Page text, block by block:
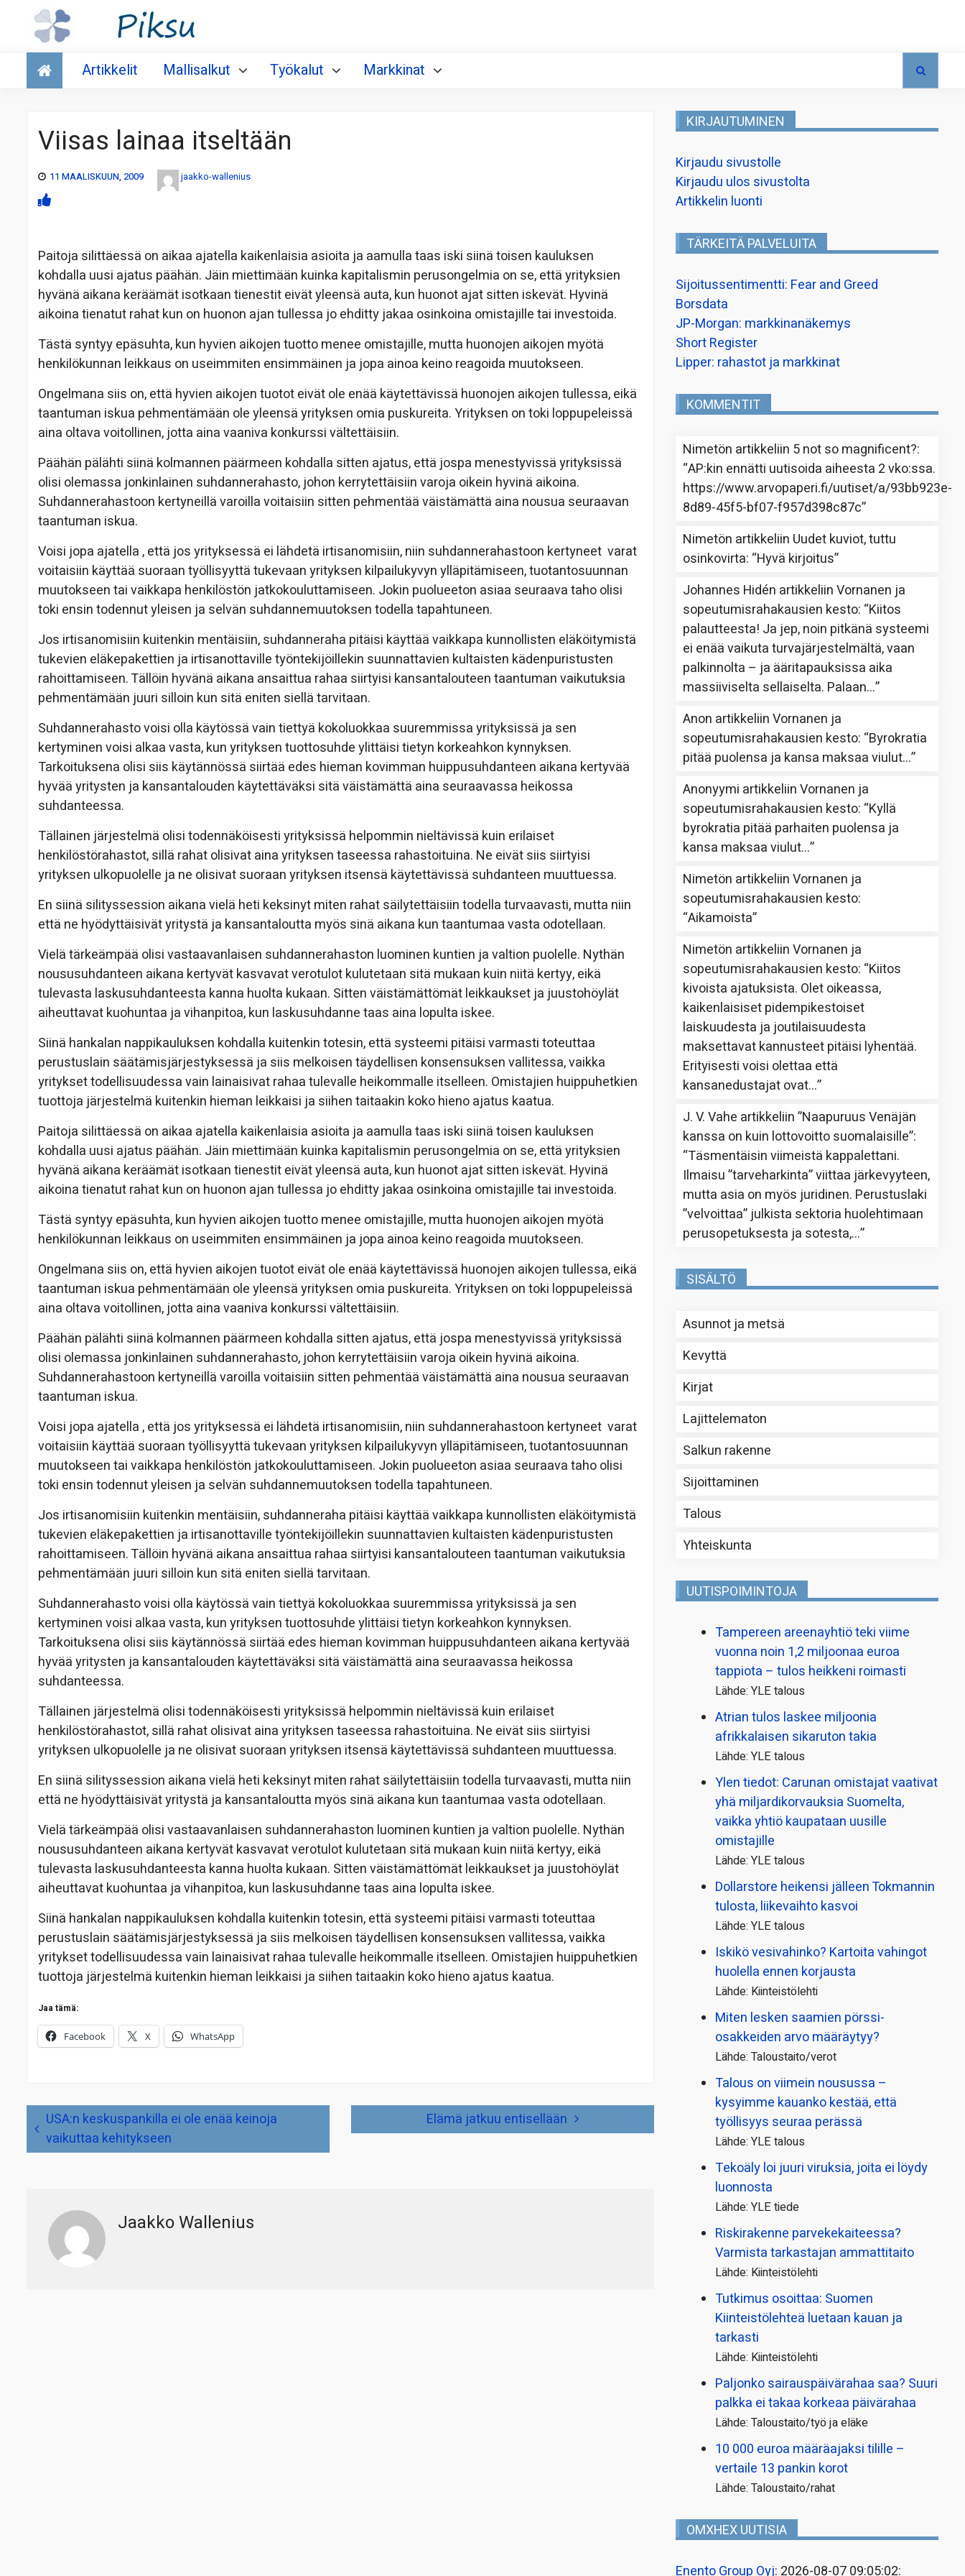
Talous
Artikkelit Mallisalkut Työkalut Markkinat
Viisas lainaa itseltään
11 MAALISKUUN, 2009 jaakko-wallenius
Paitoja silittäessä on aikaa ajatella kaikenlaisia asioita ja aamulla taas iski siinä toisen kauluksen
kohdalla uusi ajatus päähän. Jäin miettimään kuinka kapitalismin perusongelmia on se, että yrityksien
hyvänä aikana keräämät isotkaan tienestit eivät yleensä auta, kun huonot ajat sitten iskevät. Hyvinä
aikoina tienatut rahat kun on huonon ajan tullessa jo ehditty jakaa osinkoina omistajille tai investoida.
Tästä syntyy epäsuhta, kun hyvien aikojen tuotto menee omistajille, mutta huonojen aikojen myötä
henkilökunnan leikkaus on useimmiten ensimmäinen ja jopa ainoa keino reagoida muutokseen.
Ongelmana siis on, että hyvien aikojen tuotot eivät ole enää käytettävissä huonojen aikojen tullessa, eikä
taantuman iskua pehmentämään ole yleensä yrityksen omia puskureita. Yrityksen on toki loppupeleissä
aina oltava voitollinen, jotta aina vaaniva konkurssi vältettäisiin.
Päähän pälähti siinä kolmannen päärmeen kohdalla sitten ajatus, että jospa menestyvissä yrityksissä
olisi olemassa jonkinlainen suhdannerahasto, johon kerrytettäisiin varoja oikein hyvinä aikoina.
Suhdannerahastoon kertyneillä varoilla voitaisiin sitten pehmentää väistämättä aina nousua seuraavan
taantuman iskua.
Voisi jopa ajatella , että jos yrityksessä ei lähdetä irtisanomisiin, niin suhdannerahastoon kertyneet varat
voitaisiin käyttää suoraan työllisyyttä tukevaan yrityksen kilpailukyvyn ylläpitämiseen, tuotantosuunnan
muutokseen tai vaikkapa henkilöstön jatkokouluttamiseen. Jokin puolueeton asiaa seuraava taho olisi
toki ensin todennut yleisen ja selvän suhdannemuutoksen todella tapahtuneen.
Jos irtisanomisiin kuitenkin mentäisiin, suhdanneraha pitäisi käyttää vaikkapa kunnollisten eläköitymistä
tukevien eläkepakettien ja irtisanottaville työntekijöillekin suunnattavien kultaisten kädenpuristusten
rahoittamiseen. Tällöin hyvänä aikana ansaittua rahaa siirtyisi kansantalouteen taantuman vaikutuksia
pehmentämään juuri silloin kun sitä eniten siellä tarvitaan.
Suhdannerahasto voisi olla käytössä vain tiettyä kokoluokkaa suuremmissa yrityksissä ja sen
kertyminen voisi alkaa vasta, kun yrityksen tuottosuhde ylittäisi tietyn korkeahkon kynnyksen.
Tarkoituksena olisi siis käytännössä siirtää edes hieman kovimman huippusuhdanteen aikana kertyvää
hyvää yritysten ja kansantalouden käytettäväksi sitä väistämättä aina seuraavassa heikossa
suhdanteessa.
Tällainen järjestelmä olisi todennäköisesti yrityksissä helpommin nieltävissä kuin erilaiset
henkilöstörahastot, sillä rahat olisivat aina yrityksen taseessa rahastoituina. Ne eivät siis siirtyisi
yrityksen ulkopuolelle ja ne olisivat suoraan yrityksen itsensä käytettävissä suhdanteen muuttuessa.
En siinä silityssession aikana vielä heti keksinyt miten rahat säilytettäisiin todella turvaavasti, mutta niin
että ne hyödyttäisivät yritystä ja kansantaloutta myös sinä aikana kun taantumaa vasta odotellaan.
Vielä tärkeämpää olisi vastaavanlaisen suhdannerahaston luominen kuntien ja valtion puolelle. Nythän
noususuhdanteen aikana kertyvät kasvavat verotulot kulutetaan sitä mukaan kuin niitä kertyy, eikä
tulevasta laskusuhdanteesta kanna huolta kukaan. Sitten väistämättömät leikkaukset ja juustohöylät
aiheuttavat kuohuntaa ja vihanpitoa, kun laskusuhdanne taas aina lopulta iskee.
Siinä hankalan nappikauluksen kohdalla kuitenkin totesin, että systeemi pitäisi varmasti toteuttaa
perustuslain säätämisjärjestyksessä ja siis melkoisen täydellisen konsensuksen vallitessa, vaikka
yritykset todellisuudessa vain lainaisivat rahaa tulevalle heikommalle itselleen. Omistajien huippuhetkien
tuottoja järjestelmä kuitenkin hieman leikkaisi ja siihen taitaakin koko hieno ajatus kaatua.
Paitoja silittäessä on aikaa ajatella kaikenlaisia asioita ja aamulla taas iski siinä toisen kauluksen
kohdalla uusi ajatus päähän. Jäin miettimään kuinka kapitalismin perusongelmia on se, että yrityksien
hyvänä aikana keräämät isotkaan tienestit eivät yleensä auta, kun huonot ajat sitten iskevät. Hyvinä
aikoina tienatut rahat kun on huonon ajan tullessa jo ehditty jakaa osinkoina omistajille tai investoida.
Tästä syntyy epäsuhta, kun hyvien aikojen tuotto menee omistajille, mutta huonojen aikojen myötä
henkilökunnan leikkaus on useimmiten ensimmäinen ja jopa ainoa keino reagoida muutokseen.
Ongelmana siis on, että hyvien aikojen tuotot eivät ole enää käytettävissä huonojen aikojen tullessa, eikä
taantuman iskua pehmentämään ole yleensä yrityksen omia puskureita. Yrityksen on toki loppupeleissä
aina oltava voitollinen, jotta aina vaaniva konkurssi vältettäisiin.
Päähän pälähti siinä kolmannen päärmeen kohdalla sitten ajatus, että jospa menestyvissä yrityksissä
olisi olemassa jonkinlainen suhdannerahasto, johon kerrytettäisiin varoja oikein hyvinä aikoina.
Suhdannerahastoon kertyneillä varoilla voitaisiin sitten pehmentää väistämättä aina nousua seuraavan
taantuman iskua.
Voisi jopa ajatella , että jos yrityksessä ei lähdetä irtisanomisiin, niin suhdannerahastoon kertyneet varat
voitaisiin käyttää suoraan työllisyyttä tukevaan yrityksen kilpailukyvyn ylläpitämiseen, tuotantosuunnan
muutokseen tai vaikkapa henkilöstön jatkokouluttamiseen. Jokin puolueeton asiaa seuraava taho olisi
toki ensin todennut yleisen ja selvän suhdannemuutoksen todella tapahtuneen.
Jos irtisanomisiin kuitenkin mentäisiin, suhdanneraha pitäisi käyttää vaikkapa kunnollisten eläköitymistä
tukevien eläkepakettien ja irtisanottaville työntekijöillekin suunnattavien kultaisten kädenpuristusten
rahoittamiseen. Tällöin hyvänä aikana ansaittua rahaa siirtyisi kansantalouteen taantuman vaikutuksia
pehmentämään juuri silloin kun sitä eniten siellä tarvitaan.
Suhdannerahasto voisi olla käytössä vain tiettyä kokoluokkaa suuremmissa yrityksissä ja sen
kertyminen voisi alkaa vasta, kun yrityksen tuottosuhde ylittäisi tietyn korkeahkon kynnyksen.
Tarkoituksena olisi siis käytännössä siirtää edes hieman kovimman huippusuhdanteen aikana kertyvää
hyvää yritysten ja kansantalouden käytettäväksi sitä väistämättä aina seuraavassa heikossa
suhdanteessa.
Tällainen järjestelmä olisi todennäköisesti yrityksissä helpommin nieltävissä kuin erilaiset
henkilöstörahastot, sillä rahat olisivat aina yrityksen taseessa rahastoituina. Ne eivät siis siirtyisi
yrityksen ulkopuolelle ja ne olisivat suoraan yrityksen itsensä käytettävissä suhdanteen muuttuessa.
En siinä silityssession aikana vielä heti keksinyt miten rahat säilytettäisiin todella turvaavasti, mutta niin
että ne hyödyttäisivät yritystä ja kansantaloutta myös sinä aikana kun taantumaa vasta odotellaan.
Vielä tärkeämpää olisi vastaavanlaisen suhdannerahaston luominen kuntien ja valtion puolelle. Nythän
noususuhdanteen aikana kertyvät kasvavat verotulot kulutetaan sitä mukaan kuin niitä kertyy, eikä
tulevasta laskusuhdanteesta kanna huolta kukaan. Sitten väistämättömät leikkaukset ja juustohöylät
aiheuttavat kuohuntaa ja vihanpitoa, kun laskusuhdanne taas aina lopulta iskee.
Siinä hankalan nappikauluksen kohdalla kuitenkin totesin, että systeemi pitäisi varmasti toteuttaa
perustuslain säätämisjärjestyksessä ja siis melkoisen täydellisen konsensuksen vallitessa, vaikka
yritykset todellisuudessa vain lainaisivat rahaa tulevalle heikommalle itselleen. Omistajien huippuhetkien
tuottoja järjestelmä kuitenkin hieman leikkaisi ja siihen taitaakin koko hieno ajatus kaatua.
Jaa tämä:
Facebook X WhatsApp
Artikkelien
selausUSA:n keskuspankilla ei ole enää keinoja
vaikuttaa kehitykseen
Elämä jatkuu entisellään
Jaakko Wallenius
KIRJAUTUMINEN
Kirjaudu sivustolle
Kirjaudu ulos sivustolta
Artikkelin luonti
TÄRKEITÄ PALVELUITA
Sijoitussentimentti: Fear and Greed
Borsdata
JP-Morgan: markkinanäkemys
Short Register
Lipper: rahastot ja markkinat
KOMMENTIT
Nimetön artikkeliin 5 not so magnificent?:
“AP:kin ennätti uutisoida aiheesta 2 vko:ssa.
https://www.arvopaperi.fi/uutiset/a/93bb923e-
8d89-45f5-bf07-f957d398c87c”
Nimetön artikkeliin Uudet kuviot, tuttu
osinkovirta: “Hyvä kirjoitus”
Johannes Hidén artikkeliinVornanen ja
sopeutumisrahakausien kesto: “Kiitos
palautteesta! Ja jep, noin pitkänä systeemi
ei enää vaikuta turvajärjestelmältä, vaan
palkinnolta – ja ääritapauksissa aika
massiiviselta sellaiselta. Palaan…”
Anon artikkeliinVornanen ja
sopeutumisrahakausien kesto: “Byrokratia
pitää puolensa ja kansa maksaa viulut…”
Anonyymi artikkeliinVornanen ja
sopeutumisrahakausien kesto: “Kyllä
byrokratia pitää parhaiten puolensa ja
kansa maksaa viulut…”
Nimetön artikkeliinVornanen ja
sopeutumisrahakausien kesto:
“Aikamoista”
Nimetön artikkeliinVornanen ja
sopeutumisrahakausien kesto: “Kiitos
kivoista ajatuksista. Olet oikeassa,
kaikenlaisiset pidempikestoiset
laiskuudesta ja joutilaisuudesta
maksettavat kannusteet pitäisi lyhentää.
Erityisesti voisi olettaa että
kansanedustajat ovat…”
J. V. Vahe artikkeliin”Naapuruus Venäjän
kanssa on kuin lottovoitto suomalaisille”:
“Täsmentäisin viimeistä kappalettani.
Ilmaisu ”tarveharkinta” viittaa järkevyyteen,
mutta asia on myös juridinen. Perustuslaki
”velvoittaa” julkista sektoria huolehtimaan
perusopetuksesta ja sotesta,…”
SISÄLTÖ
Asunnot ja metsä
Kevyttä
Kirjat
Lajittelematon
Salkun rakenne
Sijoittaminen
Talous
Yhteiskunta
UUTISPOIMINTOJA
Tampereen areenayhtiö teki viime
vuonna noin 1,2 miljoonaa euroa
tappiota – tulos heikkeni roimasti
Lähde: YLE talous
Atrian tulos laskee miljoonia
afrikkalaisen sikaruton takia
Lähde: YLE talous
Ylen tiedot: Carunan omistajat vaativat
yhä miljardi­korvauksia Suomelta,
vaikka yhtiö kaupataan uusille
omistajille
Lähde: YLE talous
Dollarstore heikensi jälleen Tokmannin
tulosta, liikevaihto kasvoi
Lähde: YLE talous
Iskikö vesivahinko? Kartoita vahingot
huolella ennen korjausta
Lähde: Kiinteistölehti
Miten lesken saamien pörssi­
osakkeiden arvo määräytyy?
Lähde: Taloustaito/verot
Talous on viimein nousussa –
kysyimme kauanko kestää, että
työllisyys seuraa perässä
Lähde: YLE talous
Tekoäly loi juuri viruksia, joita ei löydy
luonnosta
Lähde: YLE tiede
Riskirakenne parvekekaiteessa?
Varmista tarkastajan ammattitaito
Lähde: Kiinteistölehti
Tutkimus osoittaa: Suomen
Kiinteistölehteä luetaan kauan ja
tarkasti
Lähde: Kiinteistölehti
Paljonko sairauspäivä­rahaa saa? Suuri
palkka ei takaa korkeaa päivärahaa
Lähde: Taloustaito/työ ja eläke
10 000 euroa määräajaksi tilille –
vertaile 13 pankin korot
Lähde: Taloustaito/rahat
OMXHEX UUTISIA
Enento Group Oyj: 2026-08-07 09:05:02: